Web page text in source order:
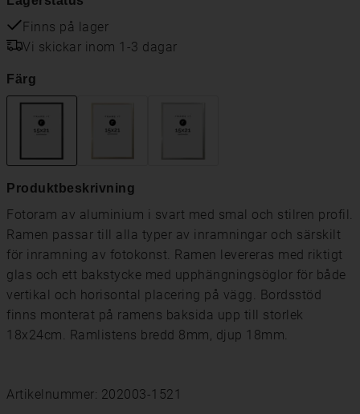
Finns på lager
Vi skickar inom 1-3 dagar
Färg
Produktbeskrivning
Fotoram av aluminium i svart med smal och stilren profil.
Ramen passar till alla typer av inramningar och särskilt
för inramning av fotokonst. Ramen levereras med riktigt
glas och ett bakstycke med upphängningsöglor för både
vertikal och horisontal placering på vägg. Bordsstöd
finns monterat på ramens baksida upp till storlek
18x24cm. Ramlistens bredd 8mm, djup 18mm.
Artikelnummer: 202003-1521